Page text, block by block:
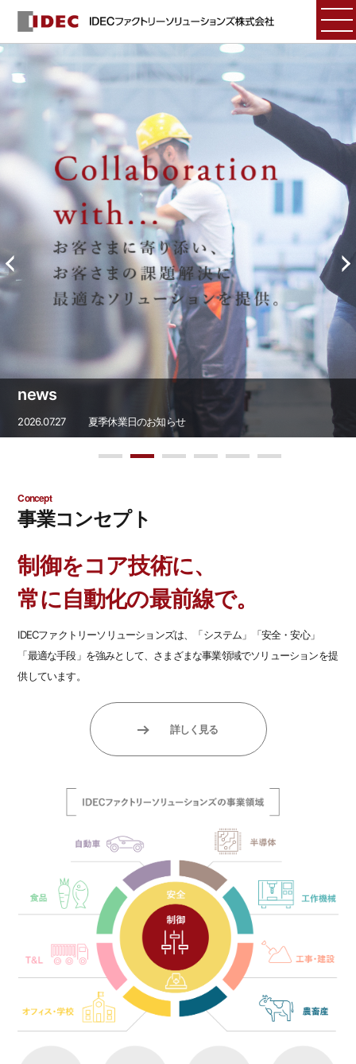
IDECファクトリーソリューションズは、
UL508A認証制御盤メーカーです。
北米向け産業機械「UL認証」ガイドブックをダウン
news
2026.07.27 夏季休業日のお知らせ
Concept
事業コンセプト
制御をコア技術に、
常に自動化の最前線で。
IDECファクトリーソリューションズは、「システム」「安全・安心」
「最適な手段」を強みとして、 さまざまな事業領域でソリューションを提
供しています。
詳しく見る